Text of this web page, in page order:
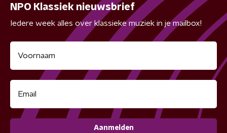
NPO Klassiek nieuwsbrief
Iedere week alles over klassieke muziek in je mailbox!
Aanmelden